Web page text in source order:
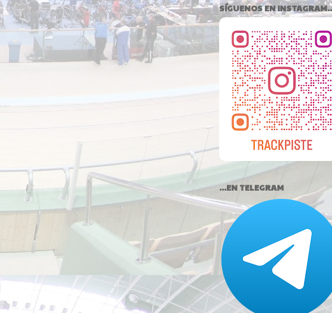
SÍGUENOS EN
...EN TELEGRAM